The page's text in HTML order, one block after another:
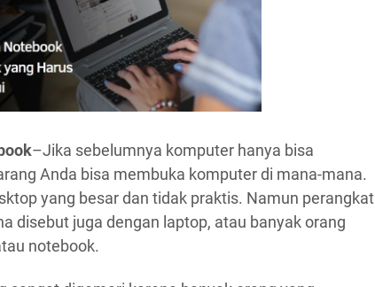
–Jika sebelumnya komputer hanya bisa
Anda bisa membuka komputer di mana-mana.
yang besar dan tidak praktis. Namun perangkat
disebut juga dengan laptop, atau banyak orang
notebook.